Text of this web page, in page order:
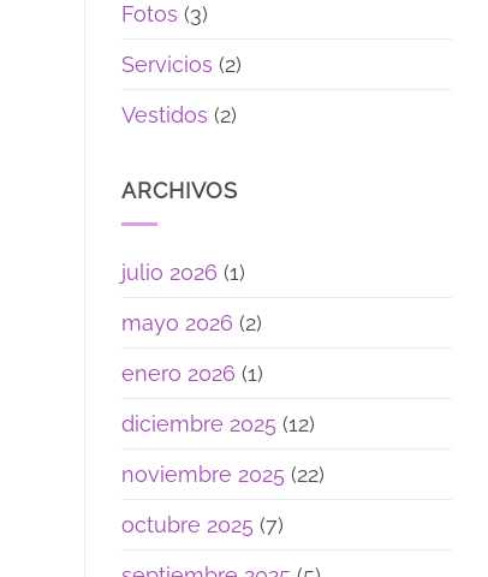
Fotos (3)
Servicios (2)
Vestidos (2)
ARCHIVOS
julio 2026 (1)
mayo 2026 (2)
enero 2026 (1)
diciembre 2025 (12)
noviembre 2025 (22)
octubre 2025 (7)